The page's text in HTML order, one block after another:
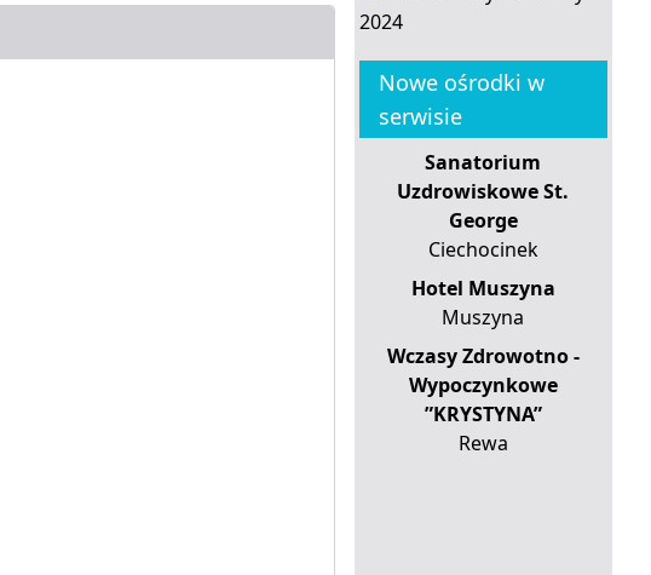
Nowe ośrodki w
serwisie
Sanatorium
Uzdrowiskowe St.
George
Ciechocinek
Hotel Muszyna
Muszyna
Wczasy Zdrowotno -
Wypoczynkowe
”KRYSTYNA”
Rewa